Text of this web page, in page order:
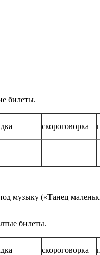
билеты.
скороговорка
музыку («Танец
билеты.
скороговорка